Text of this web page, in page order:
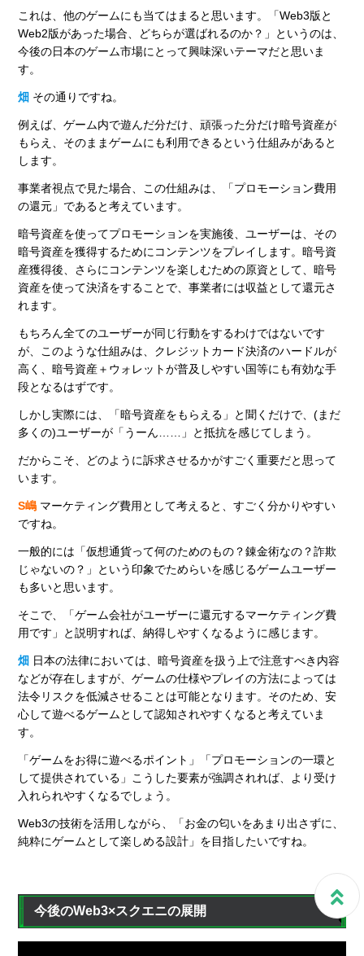
これは、他のゲームにも当てはまると思います。「Web3版と
Web2版があった場合、どちらが選ばれるのか？」というのは、
今後の日本のゲーム市場にとって興味深いテーマだと思いま
す。
畑 その通りですね。
例えば、ゲーム内で遊んだ分だけ、頑張った分だけ暗号資産が
もらえ、そのままゲームにも利用できるという仕組みがあると
します。
事業者視点で見た場合、この仕組みは、「プロモーション費用
の還元」であると考えています。
暗号資産を使ってプロモーションを実施後、ユーザーは、その
暗号資産を獲得するためにコンテンツをプレイします。暗号資
産獲得後、さらにコンテンツを楽しむための原資として、暗号
資産を使って決済をすることで、事業者には収益として還元さ
れます。
もちろん全てのユーザーが同じ行動をするわけではないです
が、このような仕組みは、クレジットカード決済のハードルが
高く、暗号資産＋ウォレットが普及しやすい国等にも有効な手
段となるはずです。
しかし実際には、「暗号資産をもらえる」と聞くだけで、(まだ
多くの)ユーザーが「うーん……」と抵抗を感じてしまう。
だからこそ、どのように訴求させるかがすごく重要だと思って
います。
S嶋 マーケティング費用として考えると、すごく分かりやすい
ですね。
一般的には「仮想通貨って何のためのもの？錬金術なの？詐欺
じゃないの？」という印象でためらいを感じるゲームユーザー
も多いと思います。
そこで、「ゲーム会社がユーザーに還元するマーケティング費
用です」と説明すれば、納得しやすくなるように感じます。
畑 日本の法律においては、暗号資産を扱う上で注意すべき内容
などが存在しますが、ゲームの仕様やプレイの方法によっては
法令リスクを低減させることは可能となります。そのため、安
心して遊べるゲームとして認知されやすくなると考えていま
す。
「ゲームをお得に遊べるポイント」「プロモーションの一環と
して提供されている」こうした要素が強調されれば、より受け
入れられやすくなるでしょう。
Web3の技術を活用しながら、「お金の匂いをあまり出さずに、
純粋にゲームとして楽しめる設計」を目指したいですね。
今後のWeb3×スクエニの展開